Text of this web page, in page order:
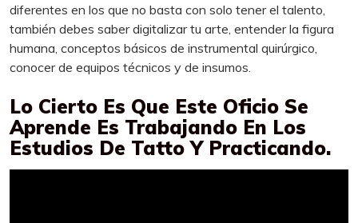
diferentes en los que no basta con solo tener el talento,
también debes saber digitalizar tu arte, entender la figura
humana, conceptos básicos de instrumental quirúrgico,
conocer de equipos técnicos y de insumos.
Lo Cierto Es Que Este Oficio Se
Aprende Es Trabajando En Los
Estudios De Tatto Y Practicando.